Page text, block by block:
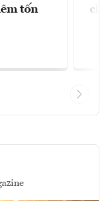
tốn